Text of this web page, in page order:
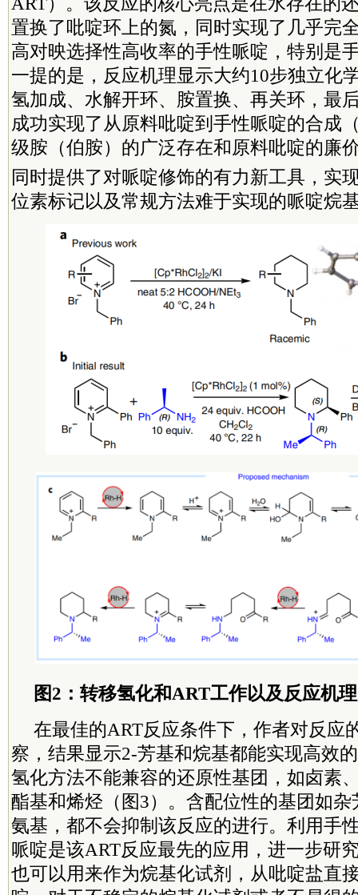
置换了吡啶环上的氮，同时实现了几乎完
高对映选择性高收率的手性哌啶，特别是
一提的是，反应机理显示大约10步独立化
氢加成、水解开环、胺置换、再关环，最
成功实现了从原料吡啶到手性哌啶的合成
级胺（伯胺）的广泛存在和原料吡啶的廉
同时提供了对哌啶修饰的有力新工具，实
位素标记以及常规方法难于实现的哌啶烷
图2：转移氢化和ART工作以及反应机理
在最佳的ART反应条件下，作者对反应
察，结果显示2-芳基和烷基都能实现高效
氢化方法不能兼容的还原性基团，如卤素
酯基和烯烃（图3）。含配位性的基团如
氨基，都不会抑制该反应的进行。利用手
哌啶是该ART反应最先的应用，进一步研
也可以用来作为烷基化试剂，从吡啶盐直